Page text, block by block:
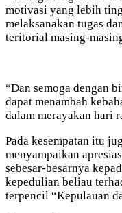
motivasi yang lebih
melaksanakan tugas
teritorial masing-
“Dan semoga dengan
dapat menambah
dalam merayakan hari
Pada kesempatan itu
menyampaikan
sebesar-besarnya
kepedulian beliau
terpencil “Kepulauan